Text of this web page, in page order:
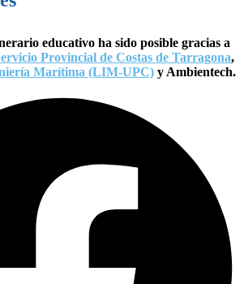
educativo ha sido posible gracias a
Provincial de Costas de Tarragona,
Marítima (LIM-UPC) y Ambientech.